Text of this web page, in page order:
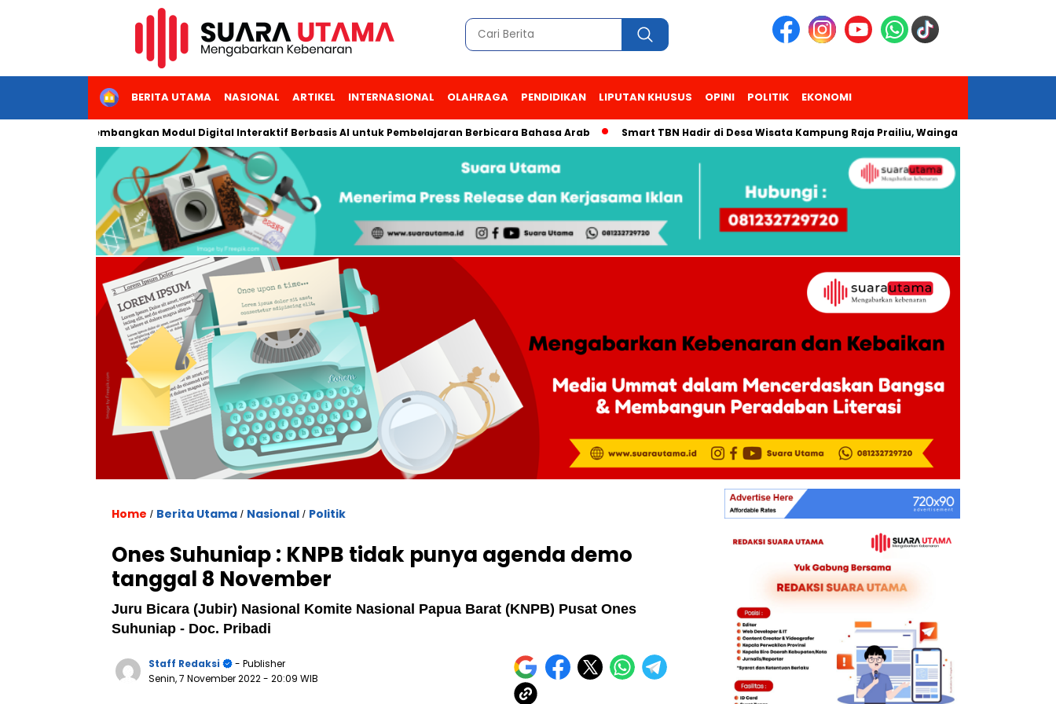
HOMEBERITA UTAMA NASIONAL ARTIKEL INTERNASIONAL OLAHRAGA PENDIDIKAN LIPUTAN KHUSUS OPINI POLITIK EKONOMI
Jakarta Kembangkan Modul Digital Interaktif Berbasis AI untuk Pembelajaran Berbicara Bahasa Arab Smart TBN Hadir di Desa Wisata Kampung Raja Prailiu, Waingapu!
Home / Berita Utama / Nasional / Politik
Ones Suhuniap : KNPB tidak punya agenda demo
tanggal 8 November
Juru Bicara (Jubir) Nasional Komite Nasional Papua Barat (KNPB) Pusat Ones
Suhuniap - Doc. Pribadi
Staff Redaksi
- Publisher
Senin, 7 November 2022- 20:09 WIB